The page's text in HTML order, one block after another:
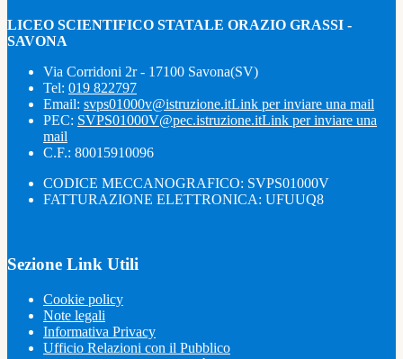
LICEO SCIENTIFICO STATALE ORAZIO GRASSI -
SAVONA
Via Corridoni 2r - 17100 Savona(SV)
Tel: 019 822797
Email: svps01000v@istruzione.itLink per inviare una mail
PEC: SVPS01000V@pec.istruzione.itLink per inviare una
mail
C.F.: 80015910096
CODICE MECCANOGRAFICO: SVPS01000V
FATTURAZIONE ELETTRONICA: UFUUQ8
Sezione Link Utili
Cookie policy
Note legali
Informativa Privacy
Ufficio Relazioni con il Pubblico